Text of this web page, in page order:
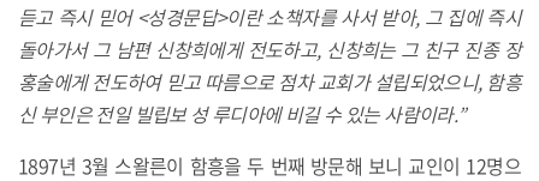
듣고 즉시 믿어 <성경문답>이란 소책자를 사서 받아, 그 집에 즉시
돌아가서 그 남편 신창희에게 전도하고, 신창희는 그 친구 진종 장
홍술에게 전도하여 믿고 따름으로 점차 교회가 설립되었으니, 함흥
신 부인은 전일 빌립보 성 루디아에 비길 수 있는 사람이라.”
1897년 3월 스왈른이 함흥을 두 번째 방문해 보니 교인이 12명으